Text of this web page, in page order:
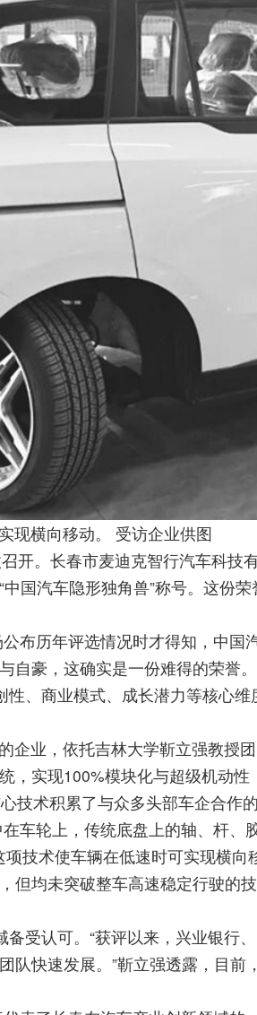
现横向移动。 受访企业供图
开。长春市麦迪克智行汽车科
国汽车隐形独角兽”称号。这份
布历年评选情况时才得知，中
豪，这确实是一份难得的荣誉
、商业模式、成长潜力等核心
业，依托吉林大学靳立强教授
，实现100%模块化与超级机动
技术积累了与众多头部车企合作的
车轮上，传统底盘上的轴、杆
项技术使车辆在低速时可实现横
但均未突破整车高速稳定行驶的
备受认可。“获评以来，兴业银
队快速发展。”靳立强透露，目